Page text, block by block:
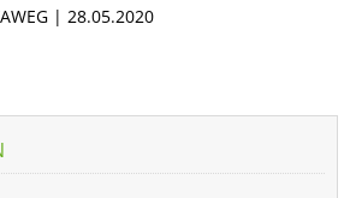
| 28.05.2020